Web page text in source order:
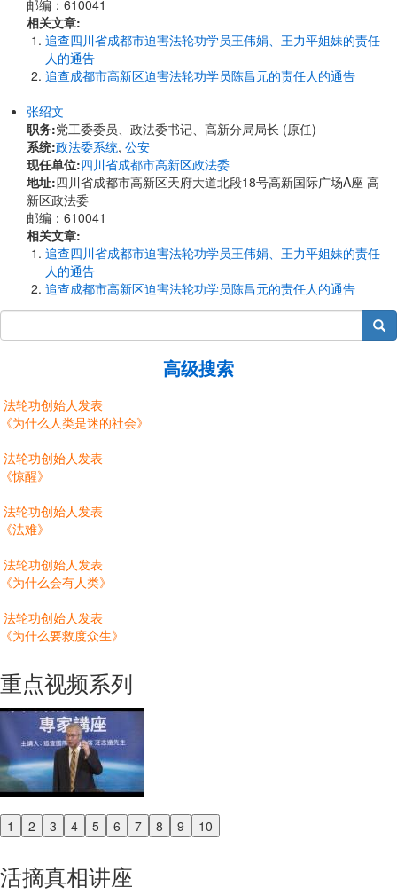
邮编：610041
相关文章:
追查四川省成都市迫害法轮功学员王伟娟、王力平姐妹的责任
人的通告
追查成都市高新区迫害法轮功学员陈昌元的责任人的通告
张绍文
职务:党工委委员、政法委书记、高新分局局长 (原任)
系统:政法委系统, 公安
现任单位:四川省成都市高新区政法委
地址:四川省成都市高新区天府大道北段18号高新国际广场A座 高
新区政法委
邮编：610041
相关文章:
追查四川省成都市迫害法轮功学员王伟娟、王力平姐妹的责任
人的通告
追查成都市高新区迫害法轮功学员陈昌元的责任人的通告
搜索
高级搜索
法轮功创始人发表
《为什么人类是迷的社会》
法轮功创始人发表
《惊醒》
法轮功创始人发表
《法难》
法轮功创始人发表
《为什么会有人类》
法轮功创始人发表
《为什么要救度众生》
重点视频系列
1 2 3 4 5 6 7 8 9 10
Previous
活摘真相讲座